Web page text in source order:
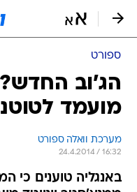
ספורט
הג'וב החדש?
מועמד
מערכת וואלה ספורט
24.4.2014 / 16:32
באנגליה טוענים כי